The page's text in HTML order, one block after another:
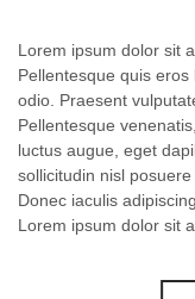
Lorem ipsum dolor sit
Pellentesque quis
odio. Praesent
Pellentesque
luctus augue, eget
sollicitudin nisl
Donec iaculis
Lorem ipsum dolor sit